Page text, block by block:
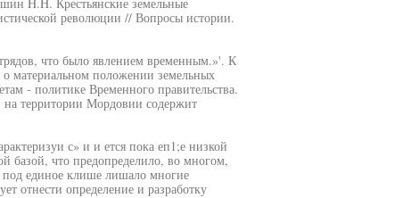
революции // Вопросы истории.
что было явлением временным.»'. К
о материальном положении земельных
- политике Временного правительства.
на территории Мордовии содержит
с» и и ется пока еп1;е низкой
базой, что предопределило, во многом,
под единое клише лишало многие
отнести определение и разработку